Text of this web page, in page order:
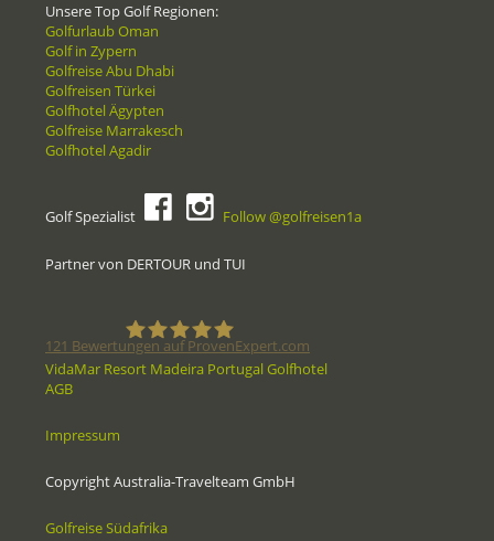
Unsere Top Golf Regionen:
Golfurlaub Oman
Golf in Zypern
Golfreise Abu Dhabi
Golfreisen Türkei
Golfhotel Ägypten
Golfreise Marrakesch
Golfhotel Agadir
Golf Spezialist Follow @golfreisen1a
Partner von DERTOUR und TUI
121 Bewertungen auf ProvenExpert.com
VidaMar Resort Madeira Portugal Golfhotel
AGB
Impressum
Copyright Australia-Travelteam GmbH
Golfreise Südafrika